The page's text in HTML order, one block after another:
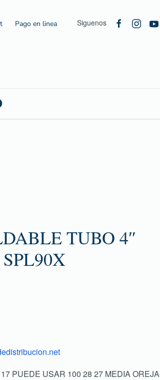
Pago en linea Siguenos
TUBO 4″
PUEDE USAR 100 28 27 MEDIA OREJA